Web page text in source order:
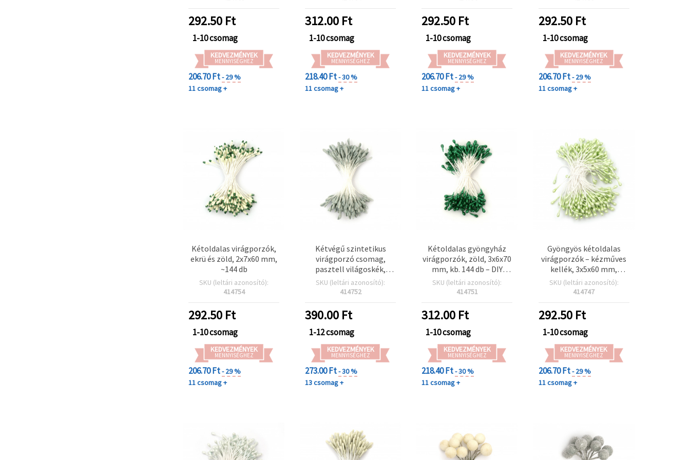
292.50 Ft
1-10 csomag
KEDVEZMÉNYEK
MENNYISÉGHEZ
206.70 Ft- 29 %
11 csomag +
312.00 Ft
1-10 csomag
KEDVEZMÉNYEK
MENNYISÉGHEZ
218.40 Ft- 30 %
11 csomag +
kézműves projektekhez
292.50 Ft
1-10 csomag
KEDVEZMÉNYEK
MENNYISÉGHEZ
206.70 Ft- 29 %
11 csomag +
292.50Ft
1-10 csomag
KEDVEZMÉNYEK
MENNYISÉGHEZ
206.70 Ft- 29 %
11 csomag +
Kétoldalas virágporzók,
ekrü és zöld, 2x7x60 mm,
~144 db
SKU (leltári azonosító):
414754
292.50 Ft
1-10 csomag
KEDVEZMÉNYEK
MENNYISÉGHEZ
206.70 Ft- 29 %
11 csomag +
Kétvégű szintetikus
virágporzó csomag,
pasztell világoskék,
3x5x60 mm, ~130 db – DIY
virágkészítéshez,
scrapbookinghoz
SKU (leltári azonosító):
414752
390.00 Ft
1-12 csomag
KEDVEZMÉNYEK
MENNYISÉGHEZ
273.00 Ft- 30 %
13 csomag +
Kétoldalas gyöngyház
virágporzók, zöld, 3x6x70
mm, kb. 144 db – DIY
virágkészítéshez,
scrapbookinghoz,
SKU (leltári azonosító):
414751
312.00 Ft
1-10 csomag
KEDVEZMÉNYEK
MENNYISÉGHEZ
218.40 Ft- 30 %
11 csomag +
Gyöngyös kétoldalas
virágporzók – kézműves
kellék, 3x5x60 mm,
rezeda zöld, ~144 db
SKU (leltári azonosító):
414747
292.50Ft
1-10 csomag
KEDVEZMÉNYEK
MENNYISÉGHEZ
206.70 Ft- 29 %
11 csomag +